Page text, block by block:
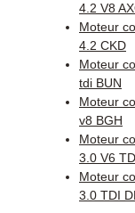
4.2 V8
Moteur
4.2 CKD
Moteur
tdi BUN
Moteur
v8 BGH
Moteur
3.0 V6
Moteur
3.0 TDI